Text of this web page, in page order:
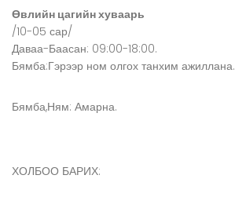
Өвлийн цагийн хуваарь
/10-05 сар/
Даваа-Баасан: 09:00-18:00.
Бямба:Гэрээр ном олгох танхим ажиллана.
Бямба,Ням: Амарна.
ХОЛБОО БАРИХ: